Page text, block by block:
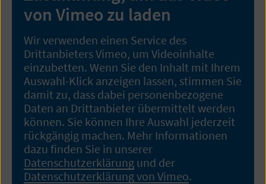
von Vimeo zu laden
Wir verwenden einen Service des
Drittanbieters Vimeo, um Videoinhalte
einzubetten. Wenn Sie den Inhalt mit Ihrem
Auswahl-Klick anzeigen lassen, stimmen Sie
damit zu, dass dabei personenbezogene
Daten an Drittanbieter übermittelt werden
können. Sie können Ihre Auswahl jederzeit
rückgängig machen. Mehr Informationen
dazu finden Sie in unserer
Datenschutzerklärung und der
Datenschutzerklärung von Vimeo.